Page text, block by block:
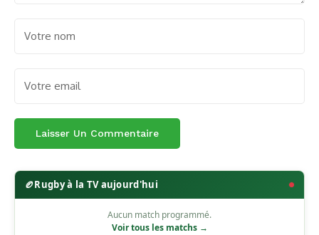
🏉Rugby à la TV aujourd'hui
Aucun match programmé.
Voir tous les matchs →